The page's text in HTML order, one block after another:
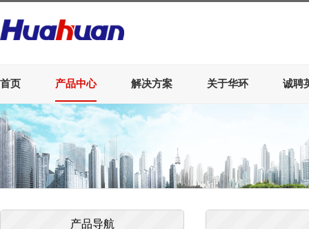
首页 产品中心 解决方案 关于华环 诚聘
产品导航